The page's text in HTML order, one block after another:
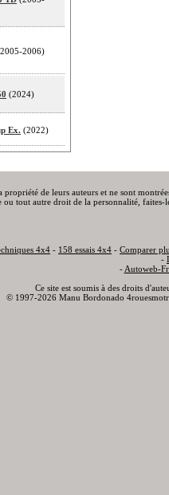
2006)
(2024)
Ex. (2022)
propriété de leurs auteurs et ne sont
ou tout autre droit de la personnalité,
4x4 - 158 essais 4x4 - Comparer
-
- Autoweb-
Ce site est soumis à des droits
© 1997-2026 Manu Bordonado